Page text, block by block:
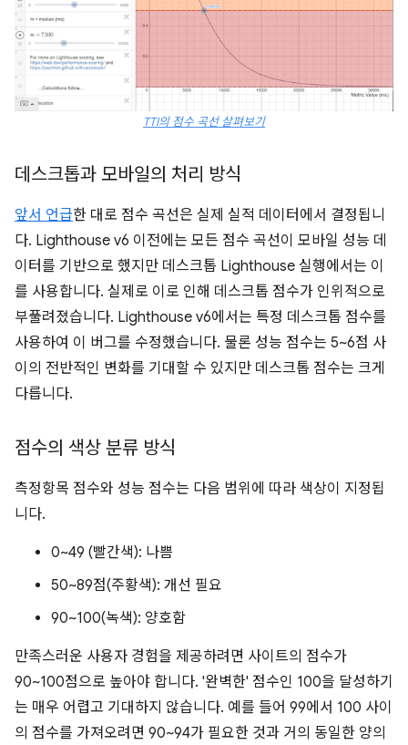
TTI의 점수 곡선 살펴보기
데스크톱과 모바일의 처리 방식
앞서 언급한 대로 점수 곡선은 실제 실적 데이터에서 결정됩니
다. Lighthouse v6 이전에는 모든 점수 곡선이 모바일 성능 데
이터를 기반으로 했지만 데스크톱 Lighthouse 실행에서는 이
를 사용합니다. 실제로 이로 인해 데스크톱 점수가 인위적으로
부풀려졌습니다. Lighthouse v6에서는 특정 데스크톱 점수를
사용하여 이 버그를 수정했습니다. 물론 성능 점수는 5~6점 사
이의 전반적인 변화를 기대할 수 있지만 데스크톱 점수는 크게
다릅니다.
점수의 색상 분류 방식
측정항목 점수와 성능 점수는 다음 범위에 따라 색상이 지정됩
니다.
0~49 (빨간색): 나쁨
50~89점(주황색): 개선 필요
90~100(녹색): 양호함
만족스러운 사용자 경험을 제공하려면 사이트의 점수가
90~100점으로 높아야 합니다. '완벽한' 점수인 100을 달성하기
는 매우 어렵고 기대하지 않습니다. 예를 들어 99에서 100 사이
의 점수를 가져오려면 90~94가 필요한 것과 거의 동일한 양의